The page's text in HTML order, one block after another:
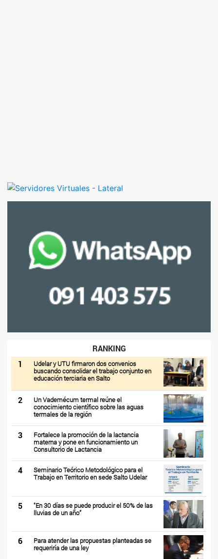
RANKING
1
Udelar y UTU firmaron dos convenios
buscando consolidar el trabajo conjunto en
educación terciaria en Salto
2
Un Vademécum termal reúne el
conocimiento científico sobre las aguas
termales de la región
3
Fortalece la promoción de la lactancia
materna y pone en funcionamiento un
Consultorio de Lactancia
4
Seminario Teórico Metodológico para el
Trabajo en Territorio en sede Salto Udelar
5
"En 30 días se puede producir el 50% de las
lluvias de un año”
6
Para atender las propuestas planteadas se
requeriría de una ley